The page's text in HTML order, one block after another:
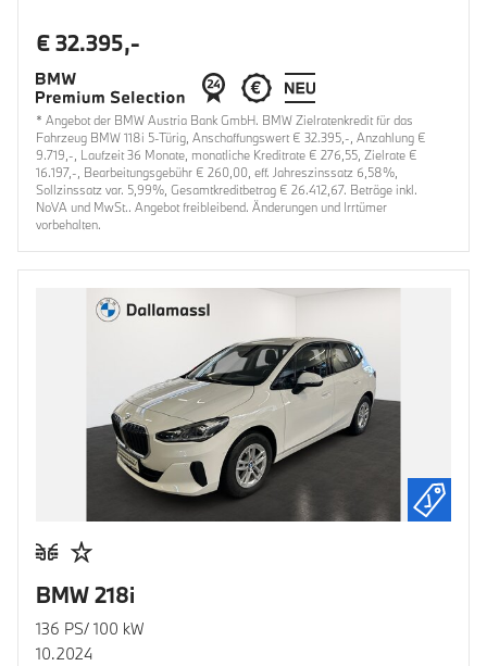
€ 32.395,-
* Angebot der BMW Austria Bank GmbH. BMW Zielratenkredit für das
Fahrzeug BMW 118i 5-Türig, Anschaffungswert € 32.395,-, Anzahlung €
9.719,-, Laufzeit 36 Monate, monatliche Kreditrate € 276,55, Zielrate €
16.197,-, Bearbeitungsgebühr € 260,00, eff. Jahreszinssatz 6,58%,
Sollzinssatz var. 5,99%, Gesamtkreditbetrag € 26.412,67. Beträge inkl.
NoVA und MwSt.. Angebot freibleibend. Änderungen und Irrtümer
vorbehalten.
BMW 218i
136 PS/ 100 kW
10.2024